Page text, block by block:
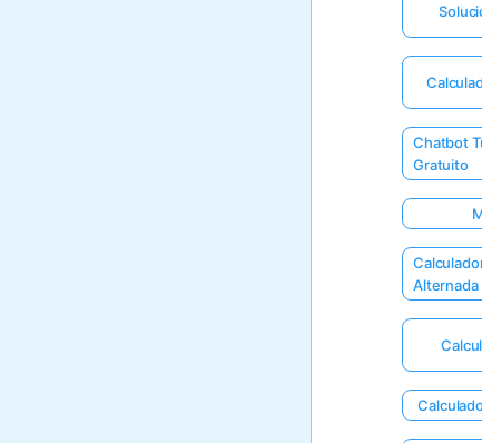
Chatbot
Gratuito
Alternada